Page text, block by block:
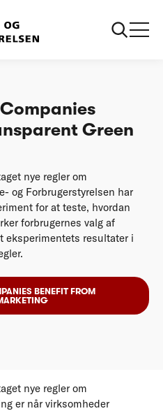
Green
nye regler om
og Forbrugerstyrelsen har
for at teste, hvordan
forbrugernes valg af
eksperimentets resultater i
BENEFIT FROM
nye regler om
er når virksomheder